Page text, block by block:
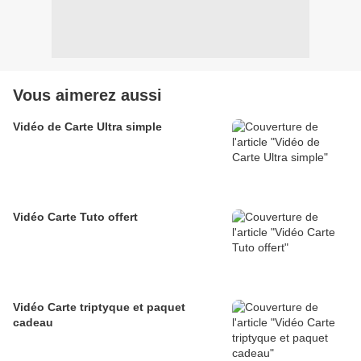
Vous aimerez aussi
Vidéo de Carte Ultra simple
Vidéo Carte Tuto offert
Vidéo Carte triptyque et paquet
cadeau